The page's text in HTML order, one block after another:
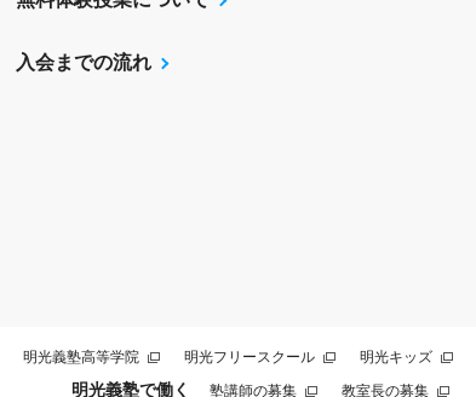
入会までの流れ
明光義塾高等学院 明光フリースクール 明光キッズ
明光義塾で働く 塾講師の募集 教室長の募集